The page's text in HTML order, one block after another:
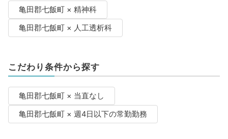
亀田郡七飯町 × 精神科
亀田郡七飯町 × 人工透析科
こだわり条件から探す
亀田郡七飯町 × 当直なし
亀田郡七飯町 × 週4日以下の常勤勤務